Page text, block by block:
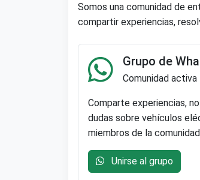
Somos una comunidad de
compartir experiencias,
Grupo de
Comunidad activa
Comparte experiencias,
dudas sobre vehículos
miembros de la
Unirse al grupo